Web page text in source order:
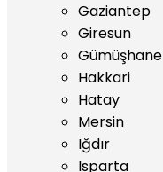
Gaziantep
Giresun
Gümüşhane
Hakkari
Hatay
Mersin
Iğdır
Isparta